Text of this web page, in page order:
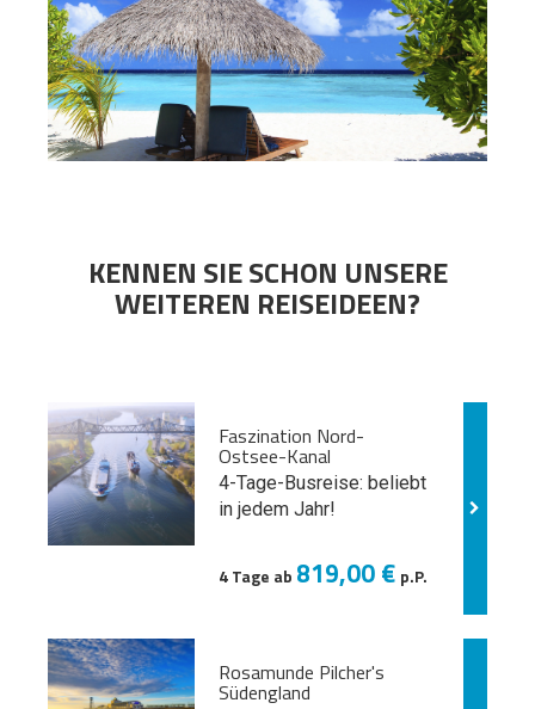
KENNEN SIE SCHON UNSERE
WEITEREN REISEIDEEN?
Faszination Nord-
Ostsee-Kanal
4-Tage-Busreise: beliebt
in jedem Jahr!
4 Tage ab 819,00 € p.P.
Rosamunde Pilcher's
Südengland